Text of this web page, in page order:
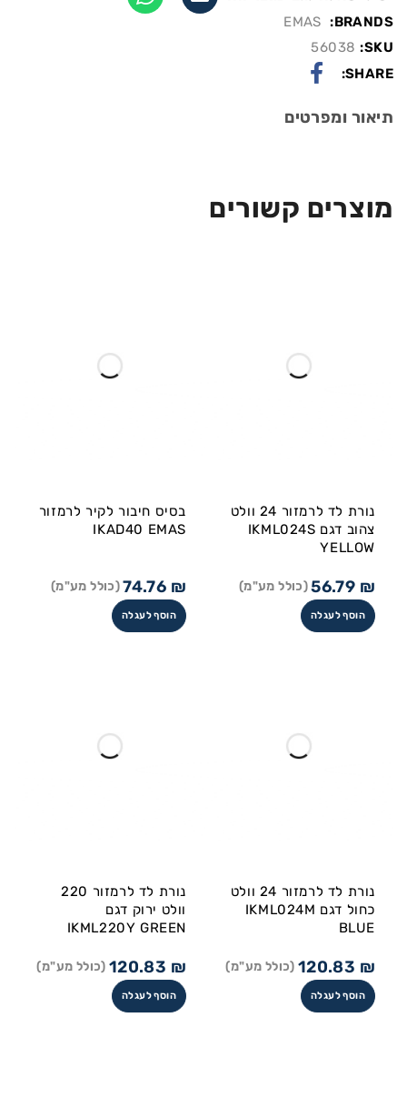
BRANDS:
EMAS
SKU:
56038
SHARE:
תיאור ומפרטים
מוצרים קשורים
נורת לד לרמזור 24 וולט
צהוב דגם IKML024S
YELLOW
56.79 ₪ (כולל מע"מ)
הוסף לעגלה
בסיס חיבור לקיר לרמזור
IKAD40 EMAS
74.76 ₪ (כולל מע"מ)
הוסף לעגלה
נורת לד לרמזור 24 וולט
כחול דגם IKML024M
BLUE
120.83 ₪ (כולל מע"מ)
הוסף לעגלה
נורת לד לרמזור 220
וולט ירוק דגם
IKML220Y GREEN
120.83 ₪ (כולל מע"מ)
הוסף לעגלה